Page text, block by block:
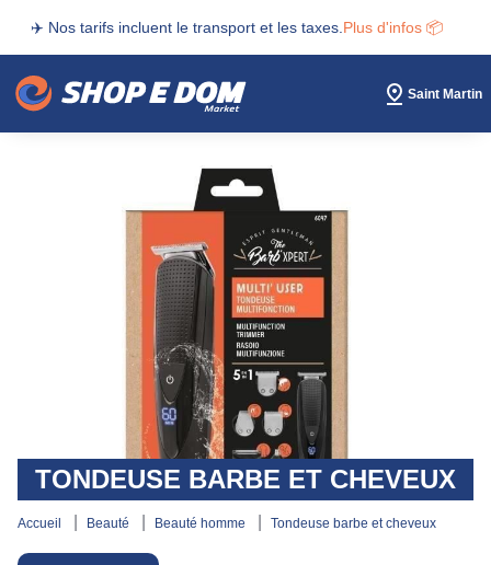
✈️ Nos tarifs incluent le transport et les taxes. Plus d'infos 📦
Saint Martin
TONDEUSE BARBE ET CHEVEUX
accueil beauté beauté homme tondeuse barbe et cheveux